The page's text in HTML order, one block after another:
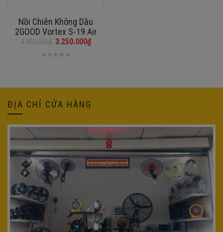
Nồi Chiên Không Dầu
2GOOD Vortex S-19 Air
Fryer Oven (14.5L)
3.950.000₫ 3.250.000₫
3.250.000₫.
ĐỊA CHỈ CỬA HÀNG